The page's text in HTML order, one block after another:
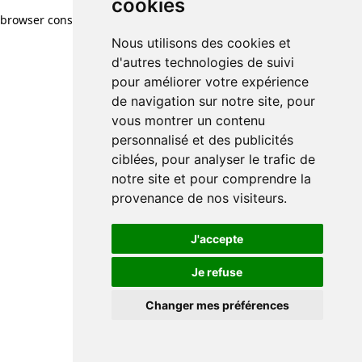
cookies
Nous utilisons des cookies et
d'autres technologies de suivi
pour améliorer votre expérience
de navigation sur notre site, pour
vous montrer un contenu
personnalisé et des publicités
ciblées, pour analyser le trafic de
notre site et pour comprendre la
provenance de nos visiteurs.
J'accepte
Je refuse
Changer mes préférences
browser console for more information)